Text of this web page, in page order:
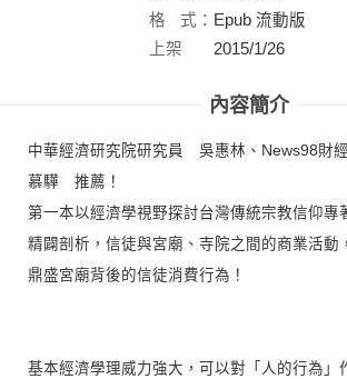
格
式： Epub 流動版
上架
2015/1/26
內容簡介
中華經濟研究院研究員 吳惠林、News98財
慕驊 推薦！
第一本以經濟學視野探討台灣傳統宗教信仰專
精闢剖析，信徒與宮廟、寺院之間的商業活動
鼎盛宮廟背後的信徒消費行為！
基本經濟學理威力強大，可以對「人的行為」